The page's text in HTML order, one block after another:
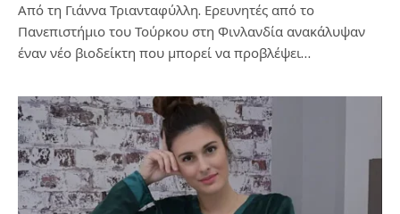
Από τη Γιάννα Τριανταφύλλη. Ερευνητές από το
Πανεπιστήμιο του Τούρκου στη Φινλανδία ανακάλυψαν
έναν νέο βιοδείκτη που μπορεί να προβλέψει…